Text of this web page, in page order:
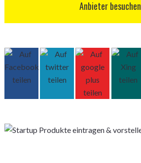
Anbieter besuchen